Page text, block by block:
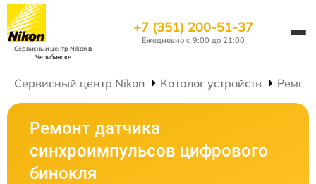
Сервисный центр Nikonв
Челябинске
+7 (351) 200-51-37
Ежедневно с 9:00 до 21:00
Сервисный центр Nikon Каталог устройств
Ремонт датчика
синхроимпульсов цифрового
бинокля